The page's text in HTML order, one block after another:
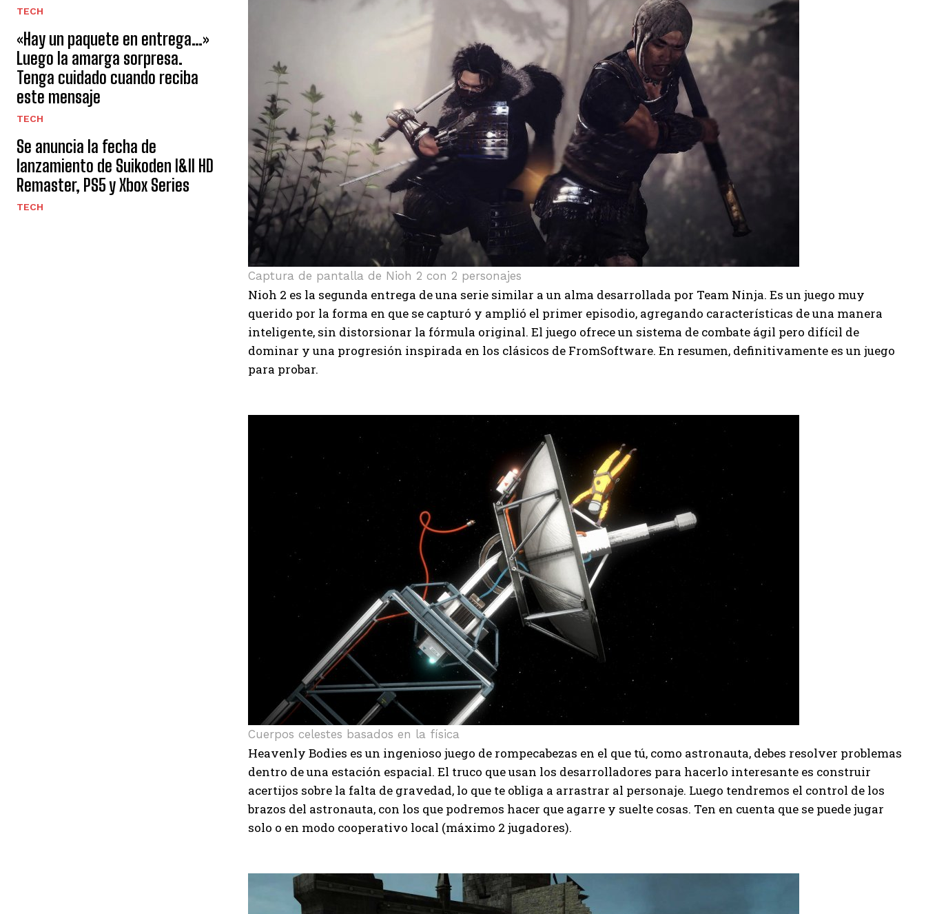
TECH
«Hay un paquete en entrega…»
Luego la amarga sorpresa.
Tenga cuidado cuando reciba
este mensaje
TECH
Se anuncia la fecha de
lanzamiento de Suikoden I&II HD
Remaster, PS5 y Xbox Series
TECH
Captura de pantalla de Nioh 2 con 2 personajes
Nioh 2 es la segunda entrega de una serie similar a un alma desarrollada por Team Ninja. Es un juego muy
querido por la forma en que se capturó y amplió el primer episodio, agregando características de una manera
inteligente, sin distorsionar la fórmula original. El juego ofrece un sistema de combate ágil pero difícil de
dominar y una progresión inspirada en los clásicos de FromSoftware. En resumen, definitivamente es un juego
para probar.
Cuerpos celestes basados ​​en la física
Heavenly Bodies es un ingenioso juego de rompecabezas en el que tú, como astronauta, debes resolver problemas
dentro de una estación espacial. El truco que usan los desarrolladores para hacerlo interesante es construir
acertijos sobre la falta de gravedad, lo que te obliga a arrastrar al personaje. Luego tendremos el control de los
brazos del astronauta, con los que podremos hacer que agarre y suelte cosas. Ten en cuenta que se puede jugar
solo o en modo cooperativo local (máximo 2 jugadores).